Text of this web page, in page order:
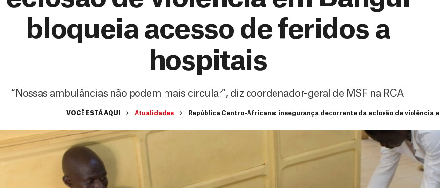
bloqueia acesso de feridos a
hospitais
“Nossas ambulâncias não podem mais circular”, diz coordenador-geral de MSF na RCA
VOCÊ ESTÁ AQUI Atualidades República Centro-Africana: insegurança decorrente da eclosão de violência